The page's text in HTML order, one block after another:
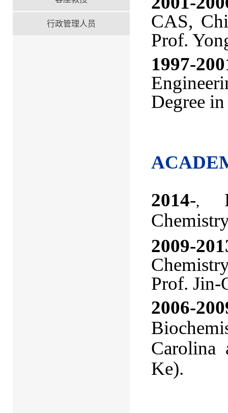
行政管理人员
CAS,
Prof.
1997-
Degree
2014-,
2009-
Prof. Jin-
2006-
Ke).